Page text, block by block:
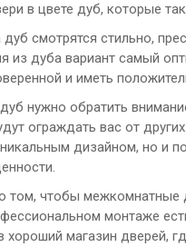
в цвете дуб, которые
смотрятся стильно,
из дуба вариант самый
и иметь
нужно обратить
ограждать вас от
дизайном, но и
том, чтобы
монтаже
магазин дверей,